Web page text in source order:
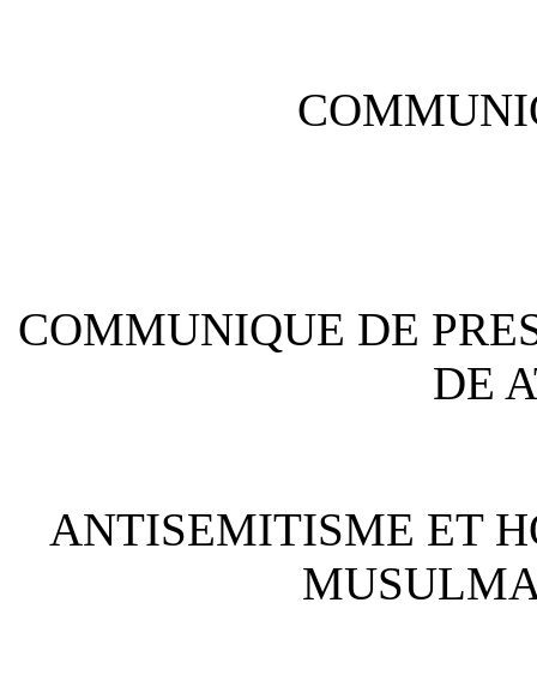
COMMUNIQUE DE
DE
ANTISEMITISME ET